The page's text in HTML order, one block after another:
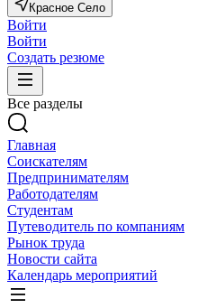
Красное Село
Войти
Войти
Создать резюме
Все разделы
Главная
Соискателям
Предпринимателям
Работодателям
Студентам
Путеводитель по компаниям
Рынок труда
Новости сайта
Календарь мероприятий